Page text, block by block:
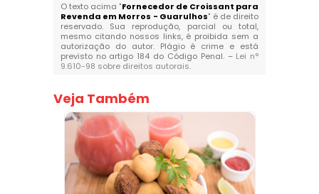
O texto acima "Fornecedor de Croissant para
Revenda em Morros - Guarulhos" é de direito
reservado. Sua reprodução, parcial ou total,
mesmo citando nossos links, é proibida sem a
autorização do autor. Plágio é crime e está
previsto no artigo 184 do Código Penal. – Lei n°
9.610-98 sobre direitos autorais.
Veja Também